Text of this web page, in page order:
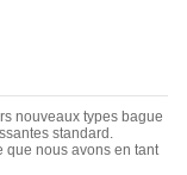
nouveaux types bague
standard.
que nous avons en tant